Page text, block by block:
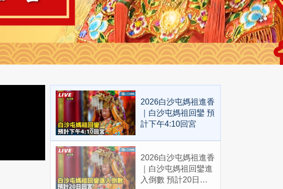
2026白沙屯媽祖進香
｜白沙屯媽祖回鑾 預
計下午4:10回宮
2026白沙屯媽祖進香
｜白沙屯媽祖回鑾進
入倒數 預計20日回